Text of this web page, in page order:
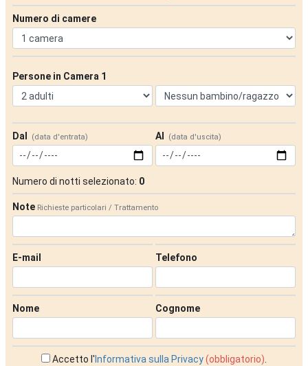
Numero di camere
Persone in Camera 1
Dal (data d'entrata) Al (data d'uscita)
Numero di notti selezionato: 0
Note Richieste particolari / Trattamento
E-mail Telefono
Nome Cognome
Accetto l' Informativa sulla Privacy(obbligatorio)